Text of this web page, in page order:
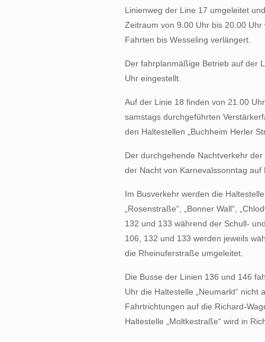
Linienweg der Line 17 umgeleitet
Zeitraum von 9.00 Uhr bis 20.00
Fahrten bis Wesseling verlängert.
Der fahrplanmäßige Betrieb auf der
Uhr eingestellt.
Auf der Linie 18 finden von 21.00
samstags durchgeführten
den Haltestellen „Buchheim Herler
Der durchgehende Nachtverkehr
der Nacht von Karnevalssonntag auf
Im Busverkehr werden die
„Rosenstraße“, „Bonner Wall“,
132 und 133 während der Schull-
106, 132 und 133 werden jeweils
die Rheinuferstraße umgeleitet.
Die Busse der Linien 136 und 146
Uhr die Haltestelle „Neumarkt“ nicht
Fahrtrichtungen auf die Richard-
Haltestelle „Moltkestraße“ wird in